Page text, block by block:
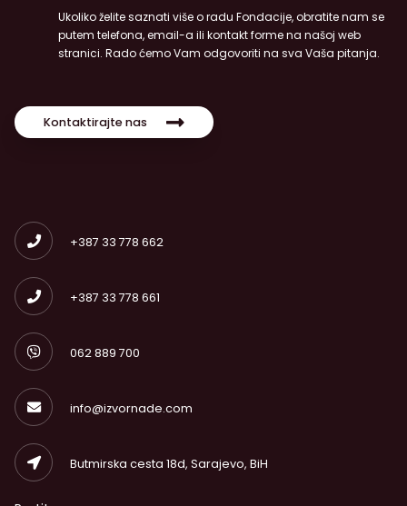
Ukoliko želite saznati više o radu Fondacije, obratite nam se
putem telefona, email-a ili kontakt forme na našoj web
stranici. Rado ćemo Vam odgovoriti na sva Vaša pitanja.
Kontaktirajte nas
+387 33 778 662
+387 33 778 661
062 889 700
info@izvornade.com
Butmirska cesta 18d, Sarajevo, BiH